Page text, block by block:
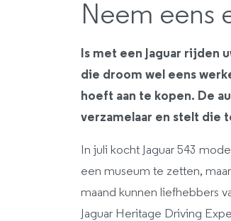
Neem eens
Is met een Jaguar rijden
die droom wel eens
hoeft aan te kopen. De
verzamelaar en stelt die
In juli kocht Jaguar 543
een museum te zetten,
maand kunnen liefhebbers
Jaguar Heritage Driving